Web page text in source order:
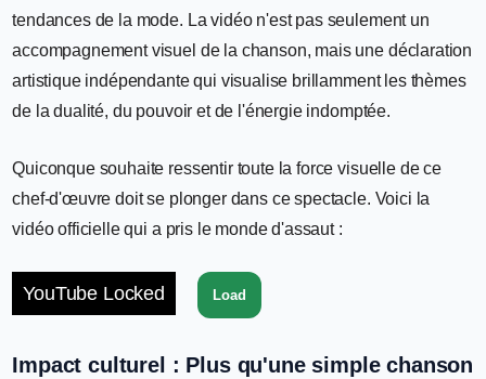
tendances de la mode. La vidéo n'est pas seulement un
accompagnement visuel de la chanson, mais une déclaration
artistique indépendante qui visualise brillamment les thèmes
de la dualité, du pouvoir et de l'énergie indomptée.
Quiconque souhaite ressentir toute la force visuelle de ce
chef-d'œuvre doit se plonger dans ce spectacle. Voici la
vidéo officielle qui a pris le monde d'assaut :
YouTube Locked Load
Impact culturel : Plus qu'une simple chanson